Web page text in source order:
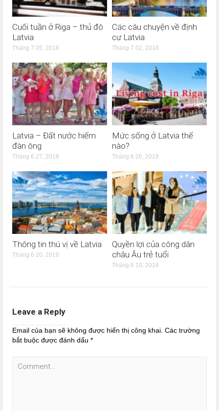
Cuối tuần ở Riga – thủ đô
Latvia
Tháng 7 05, 2018
Các câu chuyện về định
cư Latvia
Tháng 7 02, 2018
Latvia – Đất nước hiếm
đàn ông
Tháng 6 27, 2018
Mức sống ở Latvia thế
nào?
Tháng 6 26, 2018
Thông tin thú vị về Latvia
Tháng 6 20, 2018
Quyền lợi của công dân
châu Âu trẻ tuổi
Tháng 6 19, 2018
Leave a Reply
Email của bạn sẽ không được hiển thị công khai. Các trường
bắt buộc được đánh dấu*